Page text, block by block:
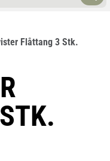
Flåttang 3 Stk.